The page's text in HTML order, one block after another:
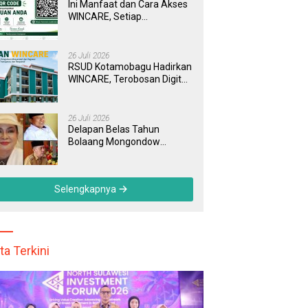
Ini Manfaat dan Cara Akses
WINCARE, Setiap
Dipantau Dan Ditangani
dengan Tuntas
26 Juli 2026
RSUD Kotamobagu Hadirkan
WINCARE, Terobosan Digital
yang Cepat, Transparan, dan
Responsif
26 Juli 2026
Delapan Belas Tahun
Bolaang Mongondow
Sebuah Daerah yang
Menolak Tertinggal
Selengkapnya
Terkini